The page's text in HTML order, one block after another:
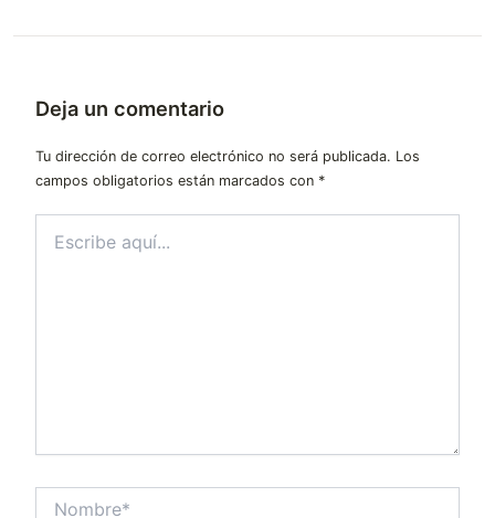
Deja un comentario
Tu dirección de correo electrónico no será publicada. Los
campos obligatorios están marcados con *
aquí...